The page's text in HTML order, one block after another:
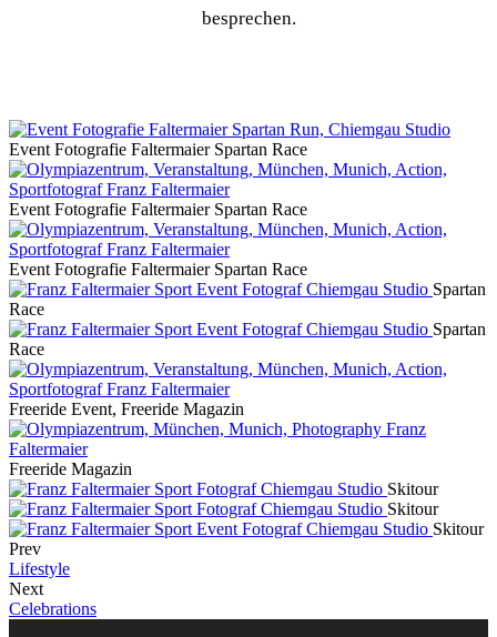
besprechen.
Event Fotografie Faltermaier Spartan Race
Event Fotografie Faltermaier Spartan Race
Event Fotografie Faltermaier Spartan Race
Spartan
Race
Spartan
Race
Freeride Event, Freeride Magazin
Freeride Magazin
Skitour
Skitour
Skitour
Prev
Lifestyle
Next
Celebrations